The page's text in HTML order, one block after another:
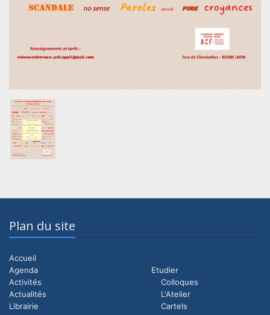
Plan du site
Accueil
Etudier
Colloques
L'Atelier
Cartels
Agenda
Activités
Actualités
Librairie